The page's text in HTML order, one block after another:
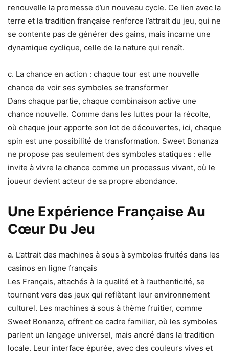
renouvelle la promesse d’un nouveau cycle. Ce lien avec la
terre et la tradition française renforce l’attrait du jeu, qui ne
se contente pas de générer des gains, mais incarne une
dynamique cyclique, celle de la nature qui renaît.
c. La chance en action : chaque tour est une nouvelle
chance de voir ses symboles se transformer
Dans chaque partie, chaque combinaison active une
chance nouvelle. Comme dans les luttes pour la récolte,
où chaque jour apporte son lot de découvertes, ici, chaque
spin est une possibilité de transformation. Sweet Bonanza
ne propose pas seulement des symboles statiques : elle
invite à vivre la chance comme un processus vivant, où le
joueur devient acteur de sa propre abondance.
Une Expérience Française Au
Cœur Du Jeu
a. L’attrait des machines à sous à symboles fruités dans les
casinos en ligne français
Les Français, attachés à la qualité et à l’authenticité, se
tournent vers des jeux qui reflètent leur environnement
culturel. Les machines à sous à thème fruitier, comme
Sweet Bonanza, offrent ce cadre familier, où les symboles
parlent un langage universel, mais ancré dans la tradition
locale. Leur interface épurée, avec des couleurs vives et